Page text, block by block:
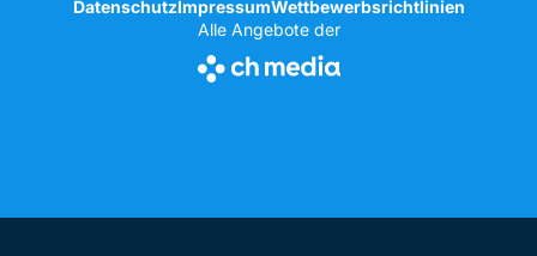
DatenschutzImpressumWettbewerbsrichtlinien
Alle Angebote der